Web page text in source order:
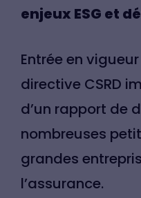
enjeux ESG et
Entrée en
directive CSRD
d’un rapport de
nombreuses
grandes
l’assurance.